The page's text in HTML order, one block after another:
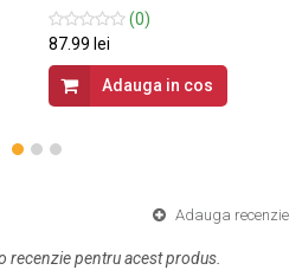
(0)
87.99 lei
Adauga in cos
Adauga recenzie
recenzie pentru acest produs.